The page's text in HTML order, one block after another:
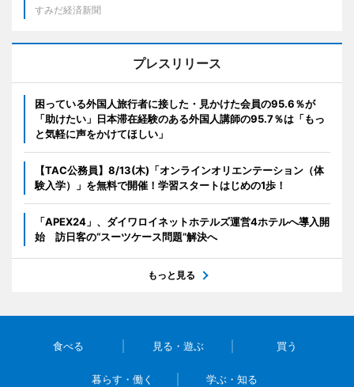
すみだ経済新聞
プレスリリース
困っている外国人旅行者に接した・見かけた会員の95.6％が
「助けたい」日本滞在経験のある外国人講師の95.7％は「もっ
と気軽に声をかけてほしい」
【TAC公務員】8/13(木)「オンラインオリエンテーション（体
験入学）」を無料で開催！学習スタートはじめの1歩！
「APEX24」、ダイワロイネットホテルズ運営4ホテルへ導入開
始 訪日客の“スーツケース問題”解決へ
もっと見る
食べる 見る・遊ぶ 買う
暮らす・働く 学ぶ・知る